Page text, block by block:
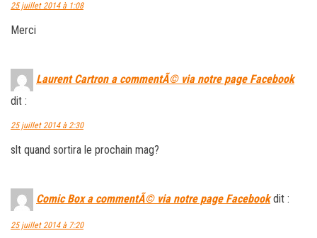
25 juillet 2014 à 1:08
Merci
Laurent Cartron a commentÃ© via notre page Facebook
dit :
25 juillet 2014 à 2:30
slt quand sortira le prochain mag?
Comic Box a commentÃ© via notre page Facebook dit :
25 juillet 2014 à 7:20